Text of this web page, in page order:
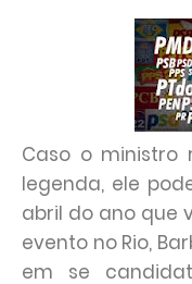
Caso o ministro
legenda, ele
abril do ano que
evento no Rio,
em se